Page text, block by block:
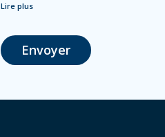
Les données de nos fichiers sont absolument
L’usager peut à tout moment exercer son droit
photocopie de votre pièce d’identité, à P.I. La
Lire plus
Envoyer